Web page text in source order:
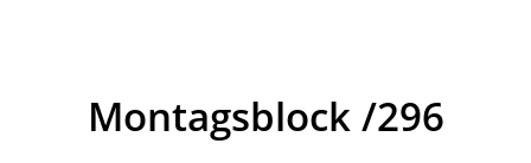
Montagsblock /296